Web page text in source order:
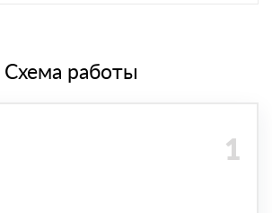
Схема работы